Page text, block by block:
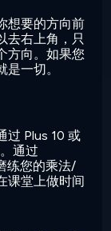
想要的方向前
去右上角，只
方向。如果您
一切。
过 Plus 10 或
通过
练您的乘法/
课堂上做时间